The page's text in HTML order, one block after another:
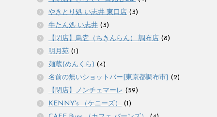
やきとり処 い志井 東口店 (3)
牛たん処 い志井 (3)
【閉店】鳥赱（ちきんらん） 調布店 (8)
明月苑 (1)
麺蔵(めんくら) (4)
名前の無いショットバー[東京都調布市]
(2)
【閉店】ノンチェマーレ (59)
KENNY's （ケニーズ）
(1)